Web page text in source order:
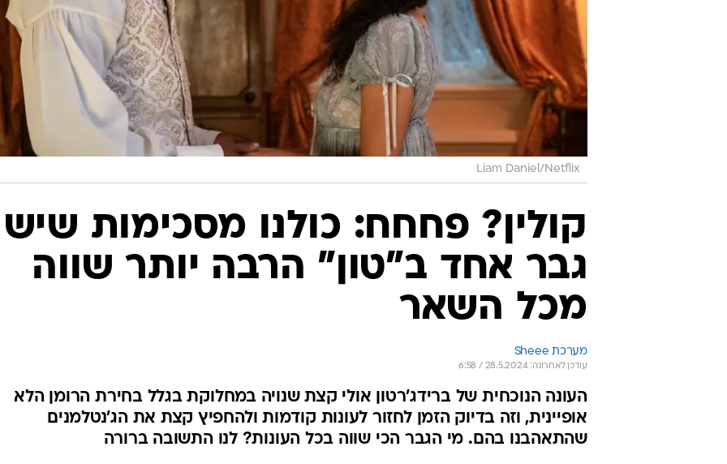
Liam Daniel/Netflix
קולין? פחחח: כולנו מסכימות שיש
גבר אחד ב"טון" הרבה יותר שווה
מכל השאר
מערכת Sheee
עודכן לאחרונה: 28.5.2024 / 6:58
העונה הנוכחית של ברידג'רטון אולי קצת שנויה במחלוקת בגלל בחירת הרומן הלא
אופיינית, וזה בדיוק הזמן לחזור לעונות קודמות ולהחפיץ קצת את הג'נטלמנים
שהתאהבנו בהם. מי הגבר הכי שווה בכל העונות? לנו התשובה ברורה